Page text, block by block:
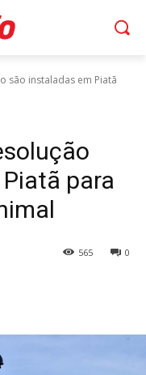
são instaladas em Piatã
para
0
565